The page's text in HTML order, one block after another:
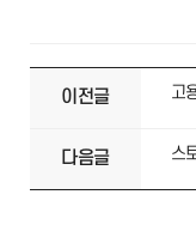
이전글
다음글